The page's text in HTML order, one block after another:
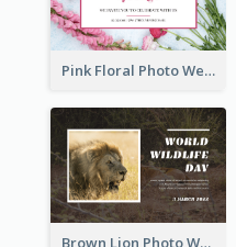
Pink Floral Photo Wedding Postcard
Brown Lion Photo World Wildlife Day Post Card